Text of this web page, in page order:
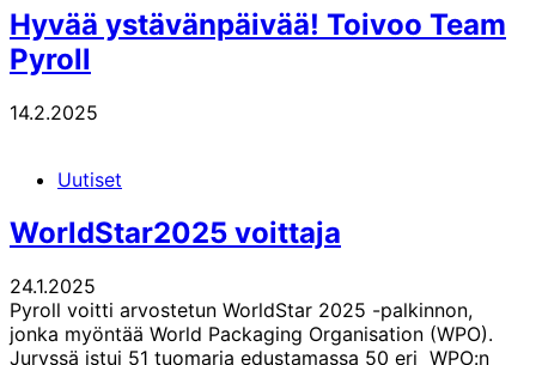
Hyvää ystävänpäivää! Toivoo Team
Pyroll
14.2.2025
Uutiset
WorldStar2025 voittaja
24.1.2025
Pyroll voitti arvostetun WorldStar 2025 -palkinnon,
jonka myöntää World Packaging Organisation (WPO).
Juryssä istui 51 tuomaria edustamassa 50 eri WPO:n